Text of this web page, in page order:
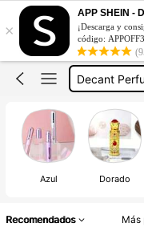
×
APP SHEIN -
¡Descarga y
código:
Strawberry
Hand
Atomizador
Decant
Strawberry
Hand
Azul Dorado
Recomendados Más